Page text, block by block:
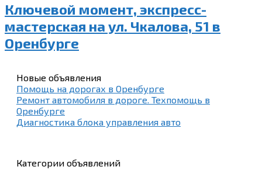
Ключевой момент, экспресс-
мастерская на ул. Чкалова, 51 в
Оренбурге
Новые объявления
Помощь на дорогах в Оренбурге
Ремонт автомобиля в дороге. Техпомощь в
Оренбурге
Диагностика блока управления авто
Категории объявлений